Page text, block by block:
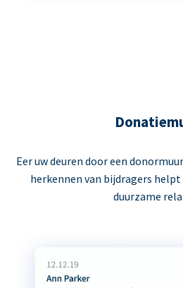
Eer uw deuren door een
herkennen van bijdragers
duurzame